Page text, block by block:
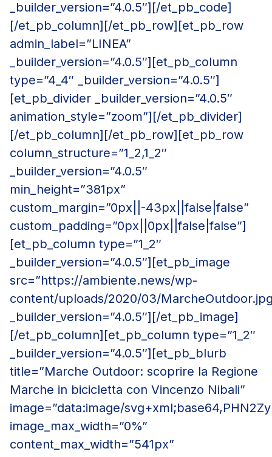
_builder_version=”4.0.5″][/et_pb_code]
[/et_pb_column][/et_pb_row][et_pb_row
admin_label=”LINEA”
_builder_version=”4.0.5″][et_pb_column
type=”4_4″ _builder_version=”4.0.5″]
[et_pb_divider _builder_version=”4.0.5″
animation_style=”zoom”][/et_pb_divider]
[/et_pb_column][/et_pb_row][et_pb_row
column_structure=”1_2,1_2″
_builder_version=”4.0.5″
min_height=”381px”
custom_margin=”0px||-43px||false|false”
custom_padding=”0px||0px||false|false”]
[et_pb_column type=”1_2″
_builder_version=”4.0.5″][et_pb_image
src=”https://ambiente.news/wp-
content/uploads/2020/03/
_builder_version=”4.0.5″][/et_pb_image]
[/et_pb_column][et_pb_column type=”1_2″
_builder_version=”4.0.5″][et_pb_blurb
title=”Marche Outdoor: scoprire la Regione
Marche in bicicletta con Vincenzo Nibali”
image=”data:image/
image_max_width=”0%”
content_max_width=”541px”